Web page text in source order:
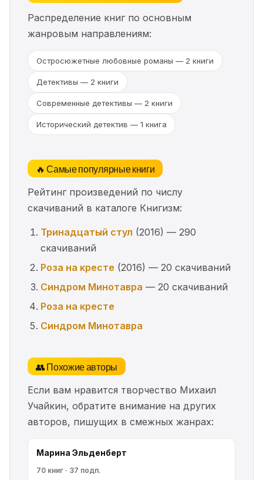
Распределение книг по основным
жанровым направлениям:
Остросюжетные любовные романы — 2 книги
Детективы — 2 книги
Современные детективы — 2 книги
Исторический детектив — 1 книга
🔥 Самые популярные книги
Рейтинг произведений по числу
скачиваний в каталоге Книгизм:
Тринадцатый стул (2016) — 290
скачиваний
Роза на кресте (2016) — 20 скачиваний
Синдром Минотавра — 20 скачиваний
Роза на кресте
Синдром Минотавра
👥 Похожие авторы
Если вам нравится творчество Михаил
Учайкин, обратите внимание на других
авторов, пишущих в смежных жанрах:
Марина Эльденберт
70 книг · 37 подп.